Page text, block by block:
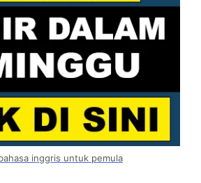
inggris untuk pemula